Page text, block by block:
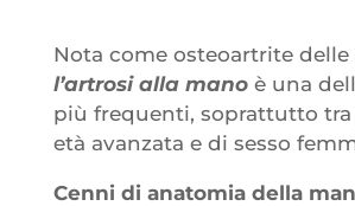
Nota come osteoartrite delle
l’artrosi alla manoè una
più frequenti, soprattutto tra
età avanzata e di sesso
Cenni di anatomia della